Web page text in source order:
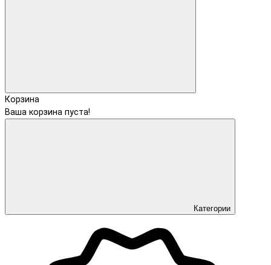
Корзина
Ваша корзина пуста!
Категории